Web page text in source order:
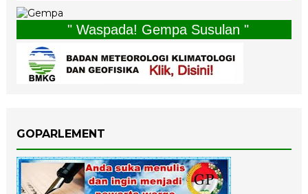
" Waspada! Gempa Susulan "
GOPARLEMENT